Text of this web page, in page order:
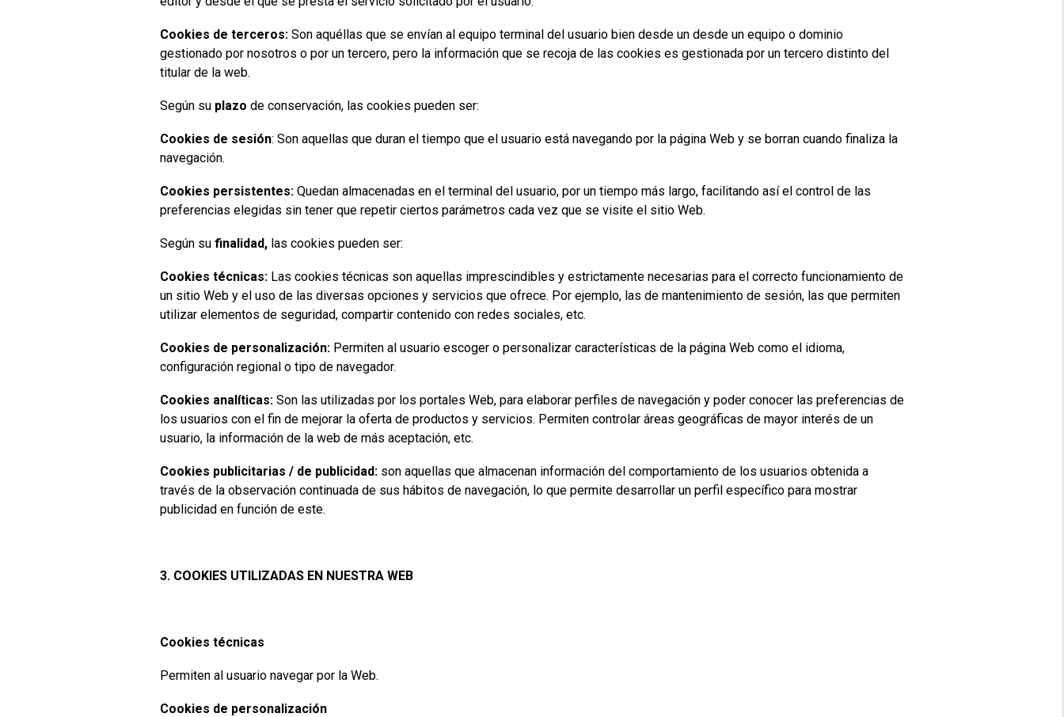
Cookies de terceros:Son aquéllas que se envían al equipo terminal del usuario bien desde un desde un equipo o dominio
gestionado por nosotros o por un tercero, pero la información que se recoja de las cookies es gestionada por un tercero distinto del
titular de la web.
Según su plazo de conservación, las cookies pueden ser:
Cookies de sesión: Son aquellas que duran el tiempo que el usuario está navegando por la página Web y se borran cuando finaliza la
navegación.
Cookies persistentes:Quedan almacenadas en el terminal del usuario, por un tiempo más largo, facilitando así el control de las
preferencias elegidas sin tener que repetir ciertos parámetros cada vez que se visite el sitio Web.
Según su finalidad,las cookies pueden ser:
Cookies técnicas:Las cookies técnicas son aquellas imprescindibles y estrictamente necesarias para el correcto funcionamiento de
un sitio Web y el uso de las diversas opciones y servicios que ofrece. Por ejemplo, las de mantenimiento de sesión, las que permiten
utilizar elementos de seguridad, compartir contenido con redes sociales, etc.
Cookies de personalización:Permiten al usuario escoger o personalizar características de la página Web como el idioma,
configuración regional o tipo de navegador.
Cookies analíticas:Son las utilizadas por los portales Web, para elaborar perfiles de navegación y poder conocer las preferencias de
los usuarios con el fin de mejorar la oferta de productos y servicios. Permiten controlar áreas geográficas de mayor interés de un
usuario, la información de la web de más aceptación, etc.
Cookies publicitarias / de publicidad:son aquellas que almacenan información del comportamiento de los usuarios obtenida a
través de la observación continuada de sus hábitos de navegación, lo que permite desarrollar un perfil específico para mostrar
publicidad en función de este.
3. COOKIES UTILIZADAS EN NUESTRA WEB
Cookies técnicas
Permiten al usuario navegar por la Web.
Cookies de personalización